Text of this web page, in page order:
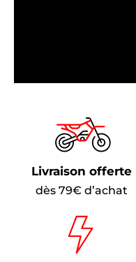
Livraison offerte
dès 79€ d’achat